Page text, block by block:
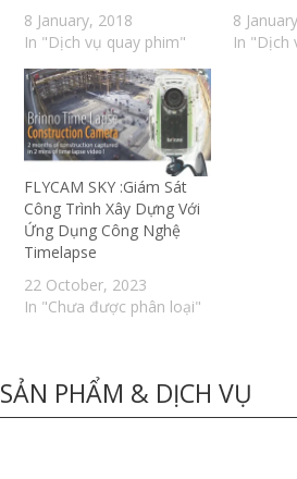
8 January, 2018
In "Dịch vụ quay phim"
8
In "Dịch
FLYCAM SKY :Giám Sát
Công Trình Xây Dựng Với
Ứng Dụng Công Nghệ
Timelapse
22 October, 2023
In "Chưa được phân loại"
SẢN PHẨM & DỊCH VỤ